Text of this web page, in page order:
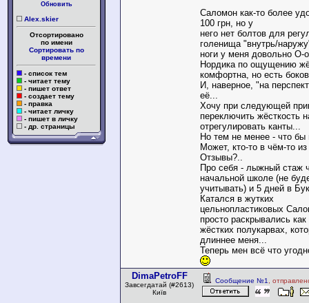
Обновить
Alex.skier
Отсортировано
по имени
Сортировать по
времени
- список тем
- читает тему
- пишет ответ
- создает тему
- правка
- читает личку
- пишет в личку
- др. страницы
Саломон как-то более
100 грн, но у
него нет болтов для
голенища "внутрь/
ноги у меня довольно О-
Нордика по ощущению
комфортна, но есть
И, наверное, "на
её...
Хочу при следующей
переключить жёсткость
отрегулировать канты...
Но тем не менее - что бы
Может, кто-то в чём-то из
Отзывы?..
Про себя - лыжный стаж
начальной школе (не
учитывать) и 5 дней в
Катался в жутких
цельнопластиковых
просто раскрывались
жёстких полукарвах,
длиннее меня...
Теперь мен всё что
DimaPetroFF
Завсегдатай (#2613)
Київ
Сообщение №1 ,